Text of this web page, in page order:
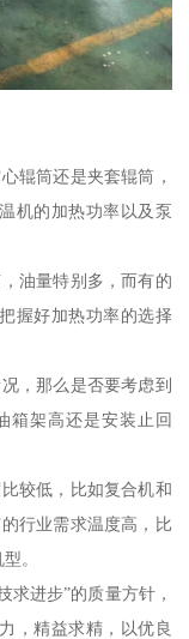
辊筒还是夹套辊筒，
机的加热功率以及泵
油量特别多，而有的
握好加热功率的选择
，那么是否要考虑到
箱架高还是安装止回
较低，比如复合机和
行业需求温度高，比
。
求进步”的质量方针，
，精益求精，以优良